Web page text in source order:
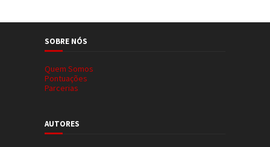
SOBRE NÓS
Quem Somos
Pontuações
Parcerias
AUTORES